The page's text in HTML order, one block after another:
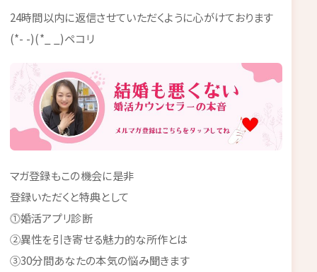
24時間以内に返信させていただくように心がけております
(*- -)(*_ _)ペコリ
マガ登録もこの機会に是非
登録いただくと特典として
⓵婚活アプリ診断
②異性を引き寄せる魅力的な所作とは
③30分間あなたの本気の悩み聞きます